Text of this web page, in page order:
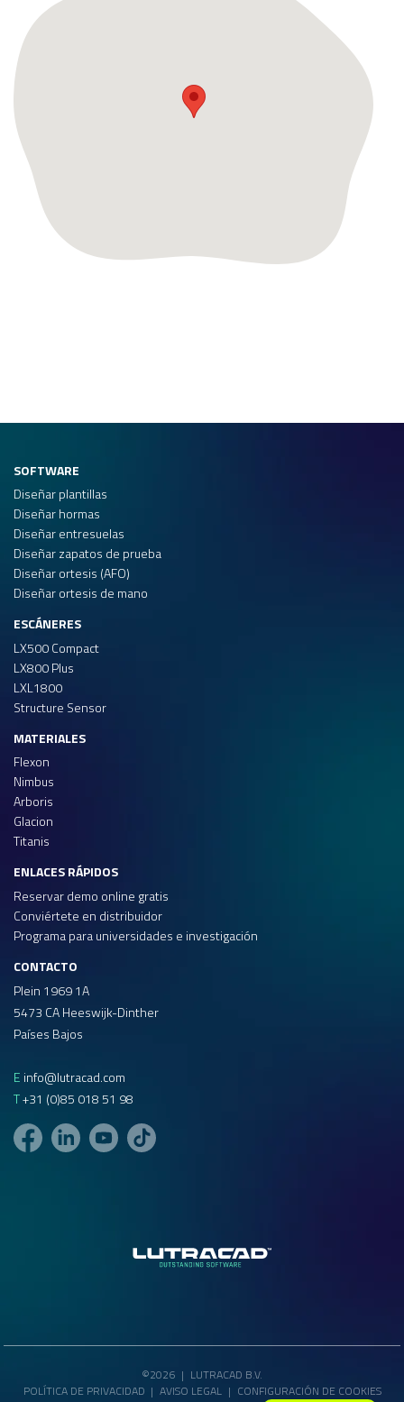
CONTACTO
Plein 1969 1A
5473 CA Heeswijk-Dinther
Países Bajos
E info@lutracad.com
T+31 (0)85 018 51 98
SOFTWARE
Diseñar plantillas
Diseñar hormas
Diseñar entresuelas
Diseñar zapatos de prueba
Diseñar ortesis (AFO)
Diseñar ortesis de mano
ESCÁNERES
LX500 Compact
LX800 Plus
LXL1800
Structure Sensor
MATERIALES
Flexon
Nimbus
Arboris
Glacion
Titanis
ENLACES RÁPIDOS
Reservar demo online gratis
Conviértete en distribuidor
Programa para universidades e investigación
©2026 | LUTRACAD B.V.
POLÍTICA DE PRIVACIDAD | AVISO LEGAL | CONFIGURACIÓN DE COOKIES